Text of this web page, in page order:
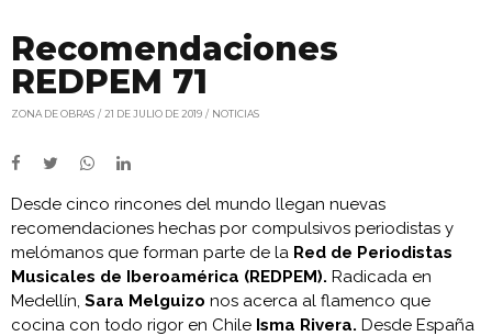
Recomendaciones
REDPEM 71
ZONA DE OBRAS 21 DE JULIO DE 2019 NOTICIAS
Desde cinco rincones del mundo llegan nuevas
recomendaciones hechas por compulsivos periodistas y
melómanos que forman parte de la Red de Periodistas
Musicales de Iberoamérica (REDPEM). Radicada en
Medellín, Sara Melguizo nos acerca al flamenco que
cocina con todo rigor en Chile Isma Rivera. Desde España